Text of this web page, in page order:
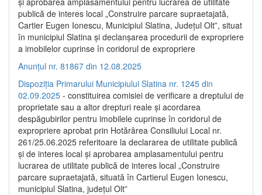
publică de interes local „Construire parcare supraetajată,
Cartier Eugen Ionescu, Municipiul Slatina, Județul Olt”, situat
în municipiul Slatina și declanșarea procedurii de expropriere
a imobilelor cuprinse în coridorul de expropriere
Anunțul nr. 81867 din 12.08.2025
Dispoziția Primarului Municipiului Slatina nr. 1245 din
02.09.2025 - constituirea comisiei de verificare a dreptului de
proprietate sau a altor drepturi reale și acordarea
despăgubirilor pentru imobilele cuprinse în coridorul de
expropriere aprobat prin Hotărârea Consiliului Local nr.
261/25.06.2025 referitoare la declararea de utilitate publică
și de interes local și aprobarea amplasamentului pentru
lucrarea de utilitate publică de interes local „Construire
parcare supraetajată, situată în Cartierul Eugen Ionescu,
municipiul Slatina, județul Olt”